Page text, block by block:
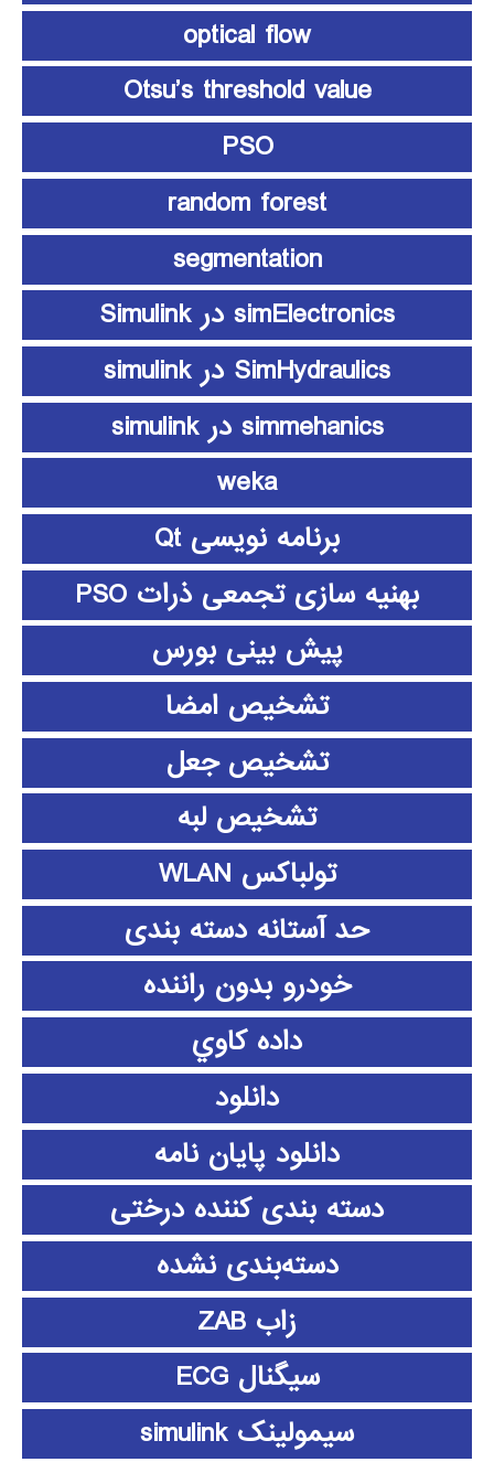
optical flow
Otsu’s threshold value
PSO
random forest
segmentation
simElectronics در Simulink
SimHydraulics در simulink
simmehanics در simulink
weka
برنامه نویسی Qt
بهنیه سازی تجمعی ذرات PSO
پیش بینی بورس
تشخیص امضا
تشخیص جعل
تشخیص لبه
تولباکس WLAN
حد آستانه دسته بندی
خودرو بدون راننده
داده كاوي
دانلود
دانلود پايان نامه
دسته بندی کننده درختی
دسته‌بندی نشده
زاب ZAB
سیگنال ECG
سیمولینک simulink